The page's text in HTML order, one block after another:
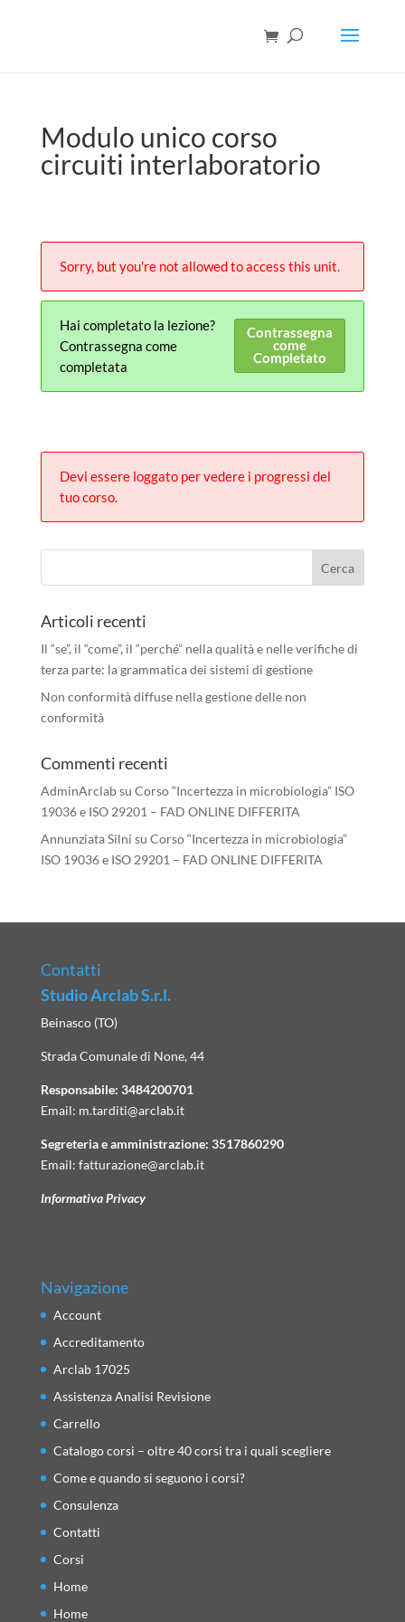
Modulo unico corso
circuiti interlaboratorio
Sorry, but you're not allowed to access this unit.
Hai completato la lezione?
Contrassegna come
completata
Contrassegna
come
Completato
Devi essere loggato per vedere i progressi del
tuo corso.
Articoli recenti
Il “se”, il “come”, il “perché” nella qualità e nelle verifiche di
terza parte: la grammatica dei sistemi di gestione
Non conformità diffuse nella gestione delle non
conformità
Commenti recenti
AdminArclabsu Corso “Incertezza in microbiologia” ISO
19036 e ISO 29201 – FAD ONLINE DIFFERITA
Annunziata Silni su Corso “Incertezza in microbiologia”
ISO 19036 e ISO 29201 – FAD ONLINE DIFFERITA
Contatti
Studio Arclab S.r.l.
Beinasco (TO)
Strada Comunale di None, 44
Responsabile: 3484200701
Email: m.tarditi@arclab.it
Segreteria e amministrazione: 3517860290
Email: fatturazione@arclab.it
Informativa Privacy
Navigazione
Account
Accreditamento
Arclab 17025
Assistenza Analisi Revisione
Carrello
Catalogo corsi – oltre 40 corsi tra i quali scegliere
Come e quando si seguono i corsi?
Consulenza
Contatti
Corsi
Home
Home